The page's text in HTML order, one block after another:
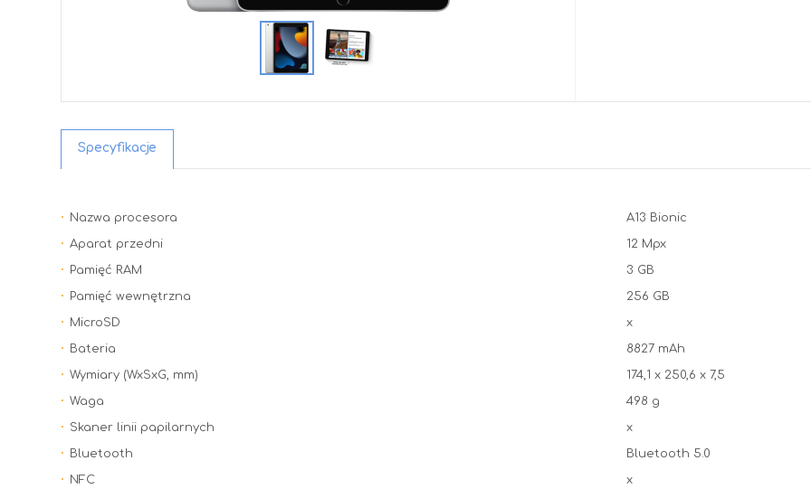
Specyfikacje
Nazwa procesora A13 Bionic
Aparat przedni 12 Mpx
Pamięć RAM 3 GB
Pamięć wewnętrzna 256 GB
MicroSD x
Bateria 8827 mAh
Wymiary (WxSxG, mm) 174,1 x 250,6 x 7,5
Waga 498 g
Skaner linii papilarnych x
Bluetooth Bluetooth 5.0
NFC x